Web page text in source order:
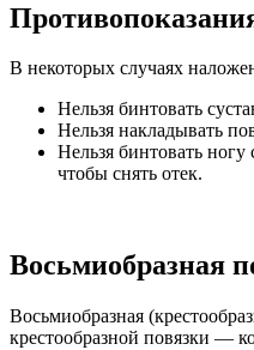
В некоторых случаях
Нельзя бинтовать
Нельзя накладывать
Нельзя бинтовать
чтобы снять отек.
Восьмиобразная
Восьмиобразная
крестообразной повязки —